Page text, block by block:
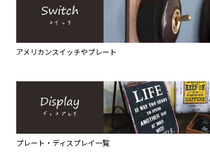
アメリカンスイッチやプレート
プレート・ディスプレイ一覧